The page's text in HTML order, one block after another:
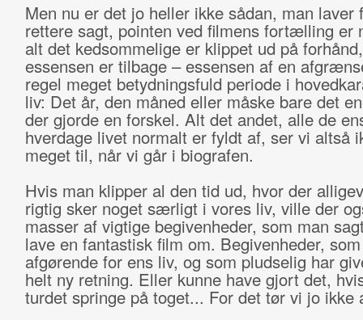
Men nu er det jo heller ikke sådan, man laver
rettere sagt, pointen ved filmens fortælling er
alt det kedsommelige er klippet ud på
essensen er tilbage – essensen af en
regel meget betydningsfuld periode i
liv: Det år, den måned eller måske bare det
der gjorde en forskel. Alt det andet, alle de
hverdage livet normalt er fyldt af, ser vi altså
meget til, når vi går i biografen.
Hvis man klipper al den tid ud, hvor der
rigtig sker noget særligt i vores liv, ville der
masser af vigtige begivenheder, som man
lave en fantastisk film om. Begivenheder,
afgørende for ens liv, og som pludselig har
helt ny retning. Eller kunne have gjort det,
turdet springe på toget... For det tør vi jo ikke